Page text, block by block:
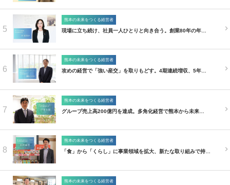
5
熊本の未来をつくる経営者
現場に立ち続け、社員一人ひとりと向き合う。創業80年の年…
6
熊本の未来をつくる経営者
攻めの経営で「強い産交」を取りもどす。4期連続増収、5年…
7
熊本の未来をつくる経営者
グループ売上高200億円を達成。多角化経営で熊本から未来…
8
熊本の未来をつくる経営者
「食」から「くらし」に事業領域を拡大、新たな取り組みで持…
熊本の未来をつくる経営者